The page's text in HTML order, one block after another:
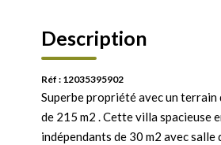
Description
Réf : 12035395902
Superbe propriété avec un
de 215 m2 . Cette villa spacieuse
indépendants de 30 m2 avec